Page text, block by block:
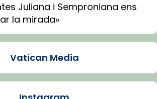
Juliana i Semproniana ens
la mirada»
bisbe de Tortosa, ha
cvu5jmbk
Vatican Media